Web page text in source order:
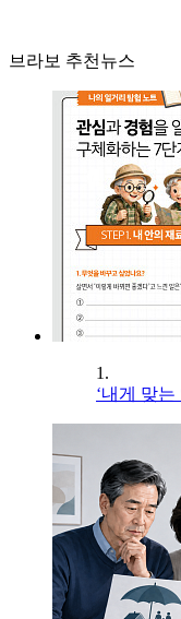
브라보 추천뉴스
1.
‘내게 맞